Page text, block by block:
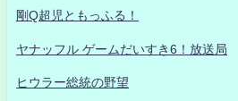
剛Q超児ともっふる！
ヤナッフル ゲームだいすき6！放送局
ヒウラー総統の野望